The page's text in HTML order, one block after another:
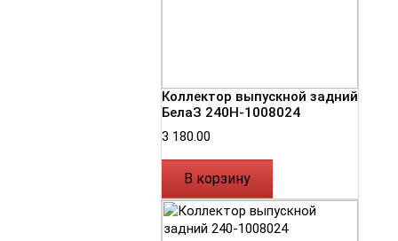
Коллектор выпускной задний
БелаЗ 240Н-1008024
3 180.00
В корзину